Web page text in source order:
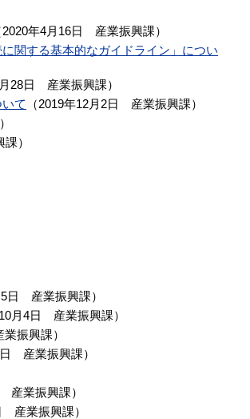
2020年4月16日 産業振興課）
関する基本的なガイドライン」につい
28日 産業振興課）
て
（2019年12月2日 産業振興課）
）
課）
日 産業振興課）
月4日 産業振興課）
業振興課）
産業振興課）
産業振興課）
産業振興課）